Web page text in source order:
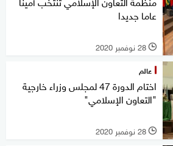
عاما جديدا
l 28 نوفمبر 2020
عالم
اختام الدورة 47 لمجلس وزراء خارجية
"التعاون الإسلامي"
l 28 نوفمبر 2020